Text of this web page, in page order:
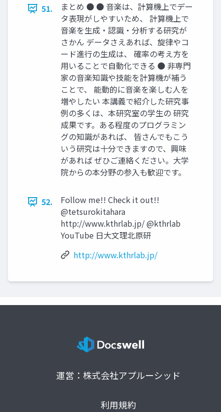
51.
まとめ ● ● 音楽は、計算機上でデー
タ表現がしやすいため、 計算機上で
音楽を生成・認識・分析する研究が
さかん データさえあれば、旋律やコ
ード進行の生成は、 確率の考え方を
用いることで自動化できる ● 非専門
家の音楽知識や技能を計算機が補う
ことで、 能動的に音楽を楽しむ人を
増やしたい 本講義で紹介した研究事
例の多くは、本研究室の学生の 研究
成果です。ある程度のプログラミン
グの知識があれば、 皆さんでもこう
いう研究は十分できますので、興味
があれば ぜひご連絡ください。大学
院からの本分野の参入も歓迎です。
52.
Follow me!! Check it out!!
@tetsurokitahara
http://www.kthrlab.jp/ @kthrlab
YouTube 日大文理北原研
http://www.kthrlab.jp/
運営：株式会社アプルーシッド
利用規約